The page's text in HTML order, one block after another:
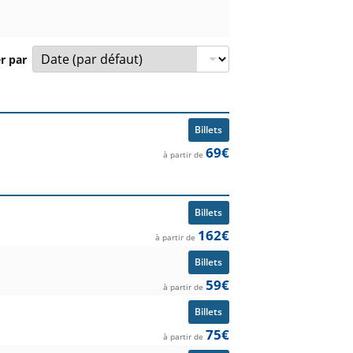
par
et prix à partir de.
Billets
à partir de 69€
Billets
à partir de 162€
Billets
à partir de 59€
Billets
à partir de 75€